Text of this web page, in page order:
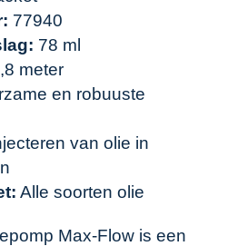
77940
78 ml
meter
en robuuste
van olie in
Alle soorten olie
Max-Flow is een